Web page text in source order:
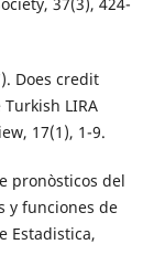
Does credit
LIRA
17(1), 1-9.
pronòsticos del
y funciones de
Estadistica,